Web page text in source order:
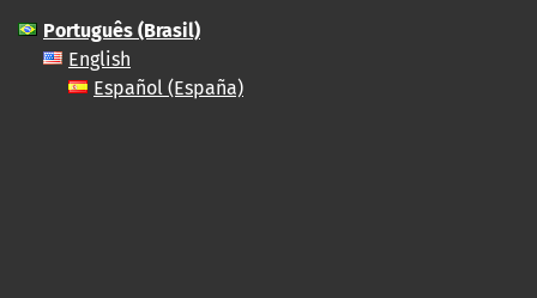
Português (Brasil)
English
Español (España)